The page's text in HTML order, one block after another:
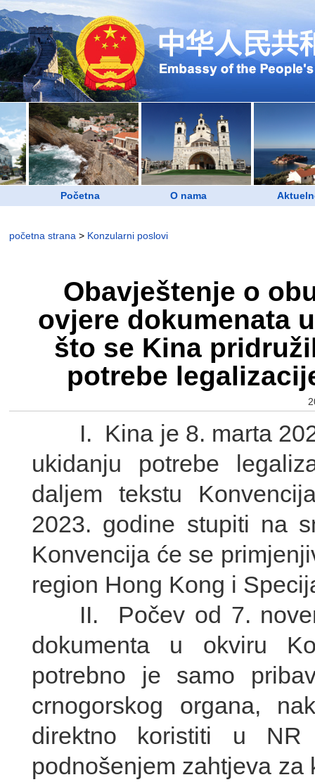
Početna O nama
početna strana > Konzularni poslovi
Obavještenje o
ovjere dokumenata
što se Kina
potrebe
I. Kina je 8. marta
ukidanju potrebe
daljem tekstu
2023. godine stupiti na
Konvencija će se
region Hong Kong i
II. Počev od 7.
dokumenta u okviru
potrebno je samo
crnogorskog organa,
direktno koristiti u
podnošenjem zahtjeva